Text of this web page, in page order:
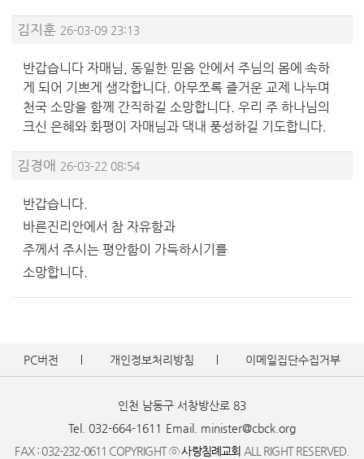
김지훈 26-03-09 23:13
반갑습니다 자매님, 동일한 믿음 안에서 주님의 몸에 속하
게 되어 기쁘게 생각합니다. 아무쪼록 즐거운 교제 나누며
천국 소망을 함께 간직하길 소망합니다. 우리 주 하나님의
크신 은혜와 화평이 자매님과 댁내 풍성하길 기도합니다.
김경애 26-03-22 08:54
반갑습니다.
바른진리안에서 참 자유함과
주께서 주시는 평안함이 가득하시기를
소망합니다.
PC버전 개인정보처리방침 이메일집단수집거부
인천 남동구 서창방산로 83
Tel. 032-664-1611 Email. minister@cbck.org
FAX : 032-232-0611 COPYRIGHT ⓒ사랑침례교회 ALL RIGHT RESERVED.